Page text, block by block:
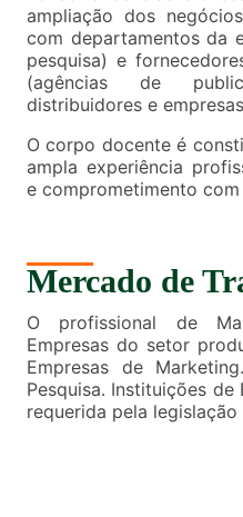
ampliação dos
com departamentos da
pesquisa) e
(agências de
distribuidores e
O corpo docente é
ampla experiência
e comprometimento
Mercado de
O profissional de
Empresas do setor
Empresas de
Pesquisa. Instituições
requerida pela legislação